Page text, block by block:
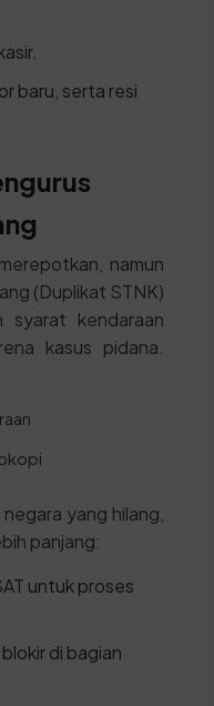
baru, serta resi
namun
(Duplikat STNK)
syarat kendaraan
kasus pidana.
yang hilang,
panjang:
untuk proses
di bagian